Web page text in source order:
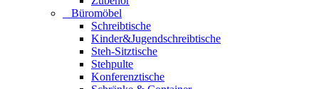
Büromöbel
Schreibtische
Kinder&Jugendschreibtische
Steh-Sitztische
Stehpulte
Konferenztische